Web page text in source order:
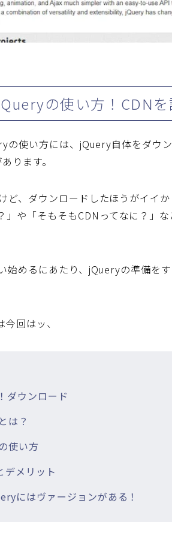
の使い方！CDN
の使い方には、jQuery自体をダウ
ります。
ど、ダウンロードしたほうがイイ
」や「そもそもCDNってなに？」
始めるにあたり、jQueryの準備を
回はッ、
ダウンロード
は？
使い方
デメリット
にはヴァージョンがある！